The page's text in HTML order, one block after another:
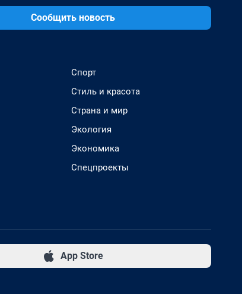
Сообщить новость
Спорт
Стиль и красота
Страна и мир
Экология
Экономика
Спецпроекты
App Store